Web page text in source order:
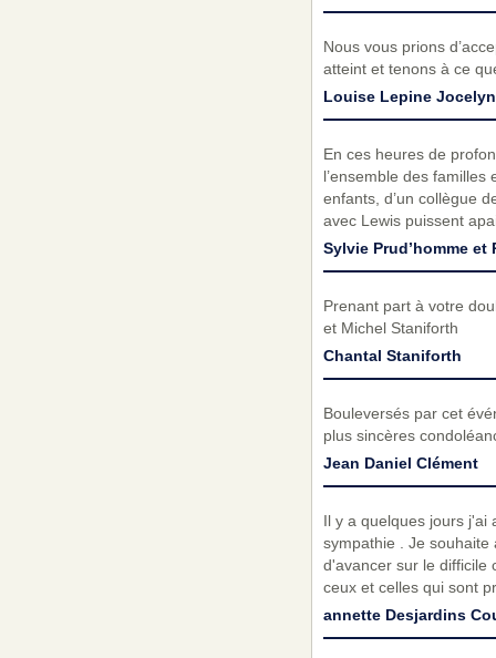
Nous vous prions
atteint et tenons à ce
Louise Lepine
En ces heures de
l’ensemble des
enfants, d’un collègue
avec Lewis puissent
Sylvie Prud’homme et
Prenant part à votre
et Michel Staniforth
Chantal Staniforth
Bouleversés par cet
plus sincères
Jean Daniel Clément
Il y a quelques jours j'ai
sympathie . Je
d'avancer sur le difficile
ceux et celles qui sont
annette Desjardins